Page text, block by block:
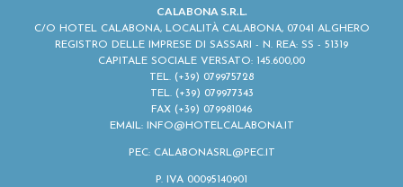
CALABONA S.R.L.
C/O HOTEL CALABONA, LOCALITÀ CALABONA, 07041 ALGHERO
REGISTRO DELLE IMPRESE DI SASSARI - N. REA: SS - 51319
CAPITALE SOCIALE VERSATO: 145.600,00
TEL. (+39) 079975728
TEL. (+39) 079977343
FAX (+39) 079981046
EMAIL: INFO@HOTELCALABONA.IT
PEC: CALABONASRL@PEC.IT
P. IVA 00095140901